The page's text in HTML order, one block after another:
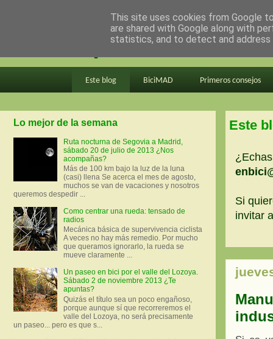
en bici por madrid
Este blog BiciMAD Primeros consejos
Este
Si
invitar
Lo mejor de la semana
Ruta nocturna de Segovia a Madrid,
sábado 20 de julio de 2013 ¿Nos
acompañas?
Más de 100 km bajo la luz de la luna
(casi) llena Se acerca el mes de agosto,
muchos se van de vacaciones y nosotros
queremos despedir ...
Como centrar una rueda: tensado de
radios
Mecánica básica de supervivencia ciclista
A veces no hay más remedio. Por mucho
que queramos ignorarlo, la rueda se
mueve claramente ...
Un paseo en bici por el valle del Lozoya.
Sábado 2 de noviembre 2013 ¿Te
apuntas?
Quizás el título sea un poco engañoso,
porque aunque sí que recorreremos el
valle del Lozoya, no será precisamente
un paseo... pero es que s...
This site uses cookies from Google
are shared with Google along with
statistics, and to detect and address